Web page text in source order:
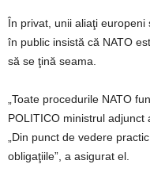
În privat, unii aliaţi
în public insistă că NATO
să se ţină seama.
„Toate procedurile NATO
POLITICO ministrul adjunct
„Din punct de vedere
obligaţiile”, a asigurat el.